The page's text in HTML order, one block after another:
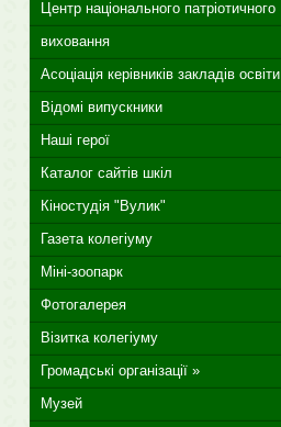
Центр національного патріотичного
виховання
Асоціація керівників закладів освіти
Відомі випускники
Наші герої
Каталог сайтів шкіл
Кіностудія "Вулик"
Газета колегіуму
Міні-зоопарк
Фотогалерея
Візитка колегіуму
Громадські організації »
Музей